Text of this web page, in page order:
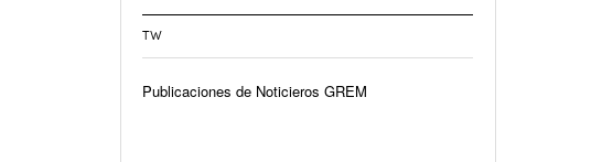
TW
Publicaciones de Noticieros GREM